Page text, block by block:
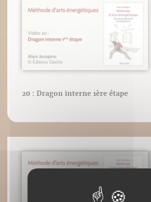
20 : Dragon interne 1ère étape